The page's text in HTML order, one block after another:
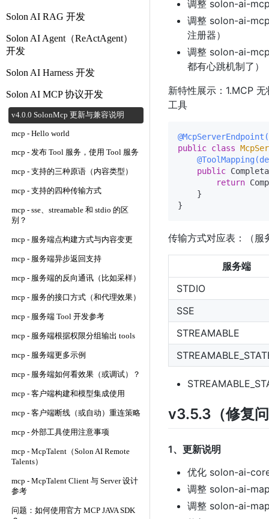
Solon AI RAG 开发
Solon AI Agent（ReActAgent）
开发
Solon AI Harness 开发
Solon AI MCP 协议开发
v4.0.0 SolonMcp 更新与兼容说明
mcp - Hello world
mcp - 发布 Tool 服务，使用 Tool 服务
mcp - 支持的三种原语（内容类型）
mcp - 支持的四种传输方式
mcp - sse、streamable 和 stdio 的区
别？
mcp - 服务端点构建方式与内容变更
mcp - 服务端异步返回支持
mcp - 服务端的反向通讯（比如采样）
mcp - 服务的接口方式（和代理效果）
mcp - 服务端 Tool 开发参考
mcp - 服务端根据权限分组输出 tools
mcp - 服务端更多示例
mcp - 服务端如何看效果（或调试）？
mcp - 客户端构建和模型集成使用
mcp - 客户端断线（或自动）重连策略
mcp - 外部工具使用注意事项
mcp - McpTalent（Solon AI Remote
Talents）
mcp - McpTalent Client 与 Server 设计
参考
问题：如何使用官方 MCP JAVA SDK
调整 solon-ai-
调整 solon-ai-
注册器）
调整 solon-ai-
都有心跳机制了）
新特性展示：1.MCP
工具
public class
public
return
    }
传输方式对应表：（服
服务端
STDIO
SSE
STREAMABLE
v3.5.3（修复
1、更新说明
优化 solon-ai-
调整 solon-ai-
调整 solon-ai-